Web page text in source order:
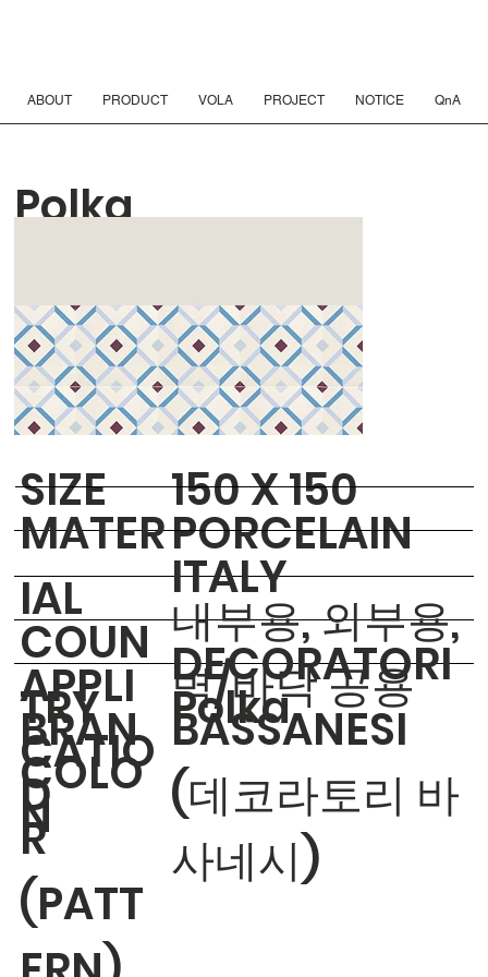
ABOUT PRODUCT VOLA PROJECT NOTICE QnA
Polka
​SIZE 150 X 150
PORCELAIN
​
COUN
TRY
​
APPLI
CATIO
N
​
BRAN
D
ITALY
내부용, 외부용,
벽/바닥 공용
DECORATORI
BASSANESI
(데코라토리 바
사네시)
MATER
IAL
COLO
R
(PATT
Polka